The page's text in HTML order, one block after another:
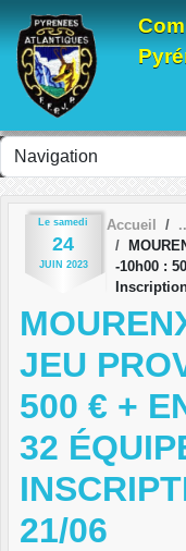
Le samedi
24
JUIN 2023
Accueil
-10h00 :
JEU
500 € +
32
21/06
Panneau de gestion